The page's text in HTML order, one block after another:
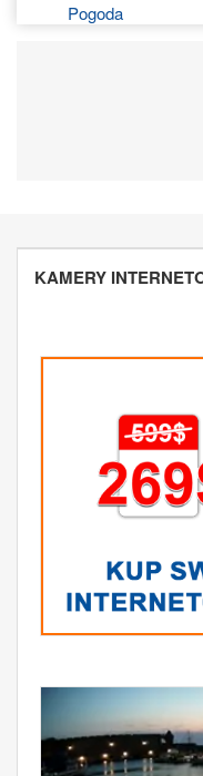
Pogoda
KAMERY